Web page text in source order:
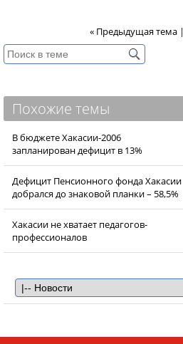
« Предыдущая тема |
Похожие темы
В бюджете Хакасии-2006
запланирован дефицит в 13%
Дефицит Пенсионного фонда Хакасии
добрался до знаковой планки – 58,5%
Хакасии не хватает педагогов-
профессионалов